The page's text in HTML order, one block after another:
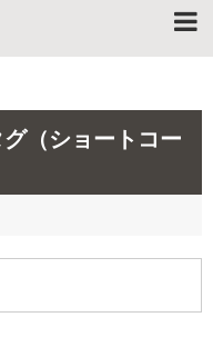
（ショートコー